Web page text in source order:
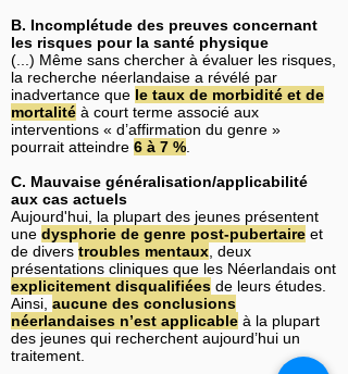
B. Incomplétude des preuves concernant
les risques pour la santé physique
(...) Même sans chercher à évaluer les risques,
la recherche néerlandaise a révélé par
inadvertance que le taux de morbidité et de
mortalité à court terme associé aux
interventions « d’affirmation du genre »
pourrait atteindre 6 à 7 %
C. Mauvaise généralisation/applicabilité
aux cas actuels
Aujourd'hui, la plupart des jeunes présentent
une dysphorie de genre post-pubertaire et
de divers troubles mentaux , deux
présentations cliniques que les Néerlandais ont
explicitement disqualifiées de leurs études.
Ainsi, aucune des conclusions
néerlandaises n’est applicable à la plupart
des jeunes qui recherchent aujourd’hui un
traitement.